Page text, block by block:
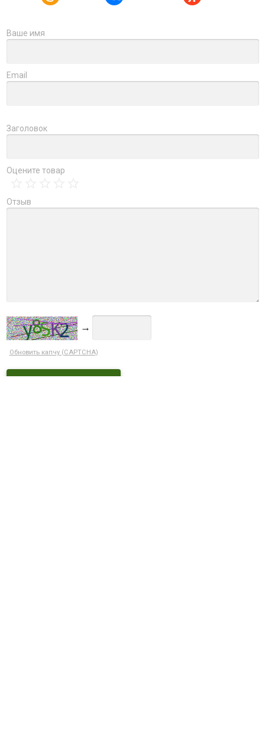
Ваше имя
Email
Заголовок
Оцените товар
Отзыв
→
Обновить капчу (CAPTCHA)